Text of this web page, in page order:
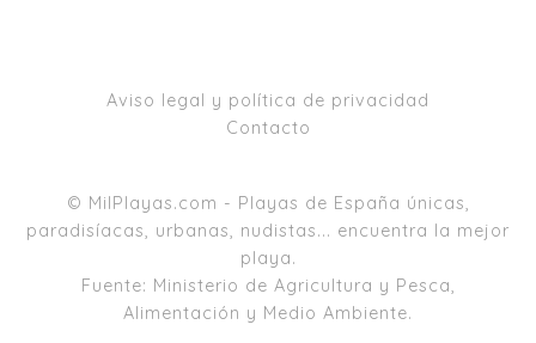
Aviso legal y política de privacidad
Contacto
© MilPlayas.com - Playas de España únicas,
paradisíacas, urbanas, nudistas... encuentra la mejor
playa.
Fuente: Ministerio de Agricultura y Pesca,
Alimentación y Medio Ambiente.